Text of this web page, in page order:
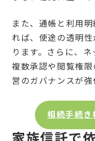
また、通帳と利用
れば、使途の透明
ります。さらに、
複数承認や閲覧権
営のガバナンスが強
相続手続き